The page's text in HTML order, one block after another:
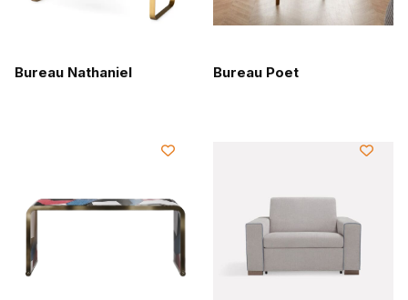
Bureau Nathaniel Bureau Poet